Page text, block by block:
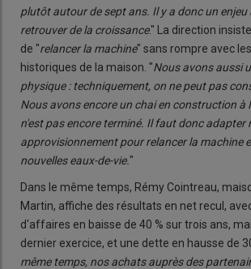
plutôt autour de sept ans. Il y a donc un enjeu
retrouver de la croissance." La direction
de "relancer la machine" sans rompre avec
historiques de la maison. "Nous avons aussi
physique : techniquement, on ne peut pas
Nous avons encore un chai en construction à
n'est pas encore terminé. Il faut donc adapter
approvisionnement pour relancer la machine
nouvelles eaux-de-vie. "
Dans le même temps, Rémy Cointreau,
Martin, affiche des résultats en net recul,
d'affaires en baisse de 40 % sur trois ans,
dernier exercice, et une dette en hausse de
même temps, nos achats auprès des